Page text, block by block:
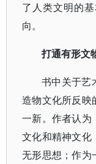
了人类文明的
向。
打通有形文
书中关于艺
造物文化所反映
一新。作者认为
文化和精神文化
无形思想；作为